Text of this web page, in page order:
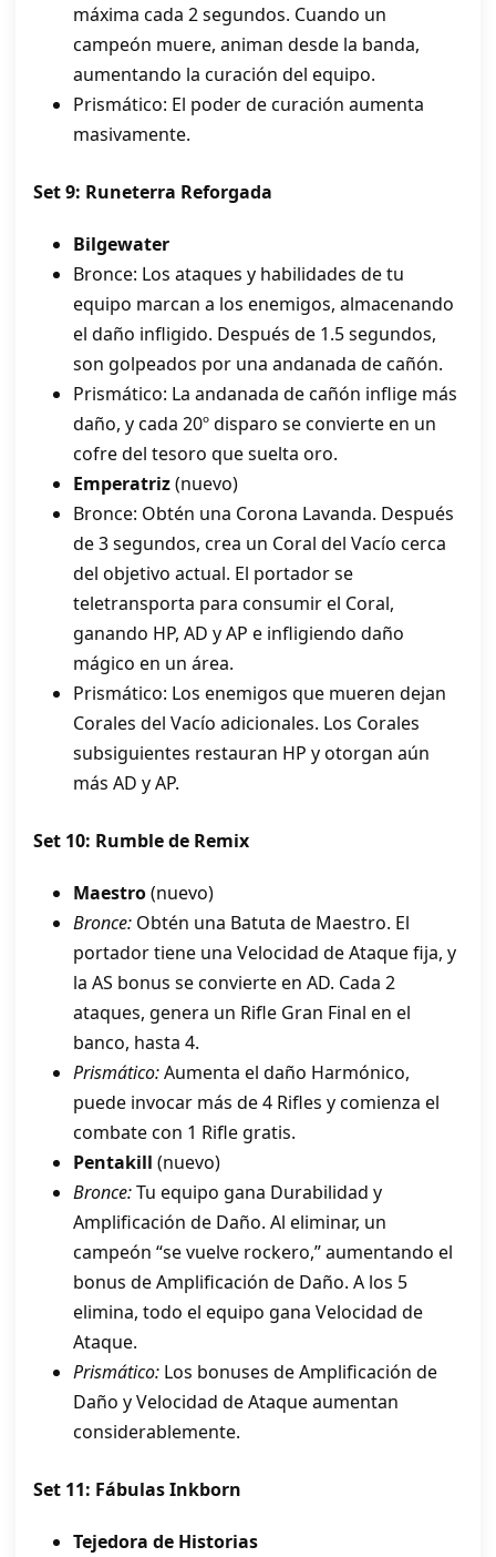
máxima cada 2 segundos. Cuando un
campeón muere, animan desde la banda,
aumentando la curación del equipo.
Prismático: El poder de curación aumenta
masivamente.
Set 9: Runeterra Reforgada
Bilgewater
Bronce: Los ataques y habilidades de tu
equipo marcan a los enemigos, almacenando
el daño infligido. Después de 1.5 segundos,
son golpeados por una andanada de cañón.
Prismático: La andanada de cañón inflige más
daño, y cada 20º disparo se convierte en un
cofre del tesoro que suelta oro.
Emperatriz(nuevo)
Bronce: Obtén una Corona Lavanda. Después
de 3 segundos, crea un Coral del Vacío cerca
del objetivo actual. El portador se
teletransporta para consumir el Coral,
ganando HP, AD y AP e infligiendo daño
mágico en un área.
Prismático: Los enemigos que mueren dejan
Corales del Vacío adicionales. Los Corales
subsiguientes restauran HP y otorgan aún
más AD y AP.
Set 10: Rumble de Remix
Maestro(nuevo)
Bronce: Obtén una Batuta de Maestro. El
portador tiene una Velocidad de Ataque fija, y
la AS bonus se convierte en AD. Cada 2
ataques, genera un Rifle Gran Final en el
banco, hasta 4.
Prismático:Aumenta el daño Harmónico,
puede invocar más de 4 Rifles y comienza el
combate con 1 Rifle gratis.
Pentakill (nuevo)
Bronce:Tu equipo gana Durabilidad y
Amplificación de Daño. Al eliminar, un
campeón “se vuelve rockero,” aumentando el
bonus de Amplificación de Daño. A los 5
elimina, todo el equipo gana Velocidad de
Ataque.
Prismático: Los bonuses de Amplificación de
Daño y Velocidad de Ataque aumentan
considerablemente.
Set 11: Fábulas Inkborn
Tejedora de Historias